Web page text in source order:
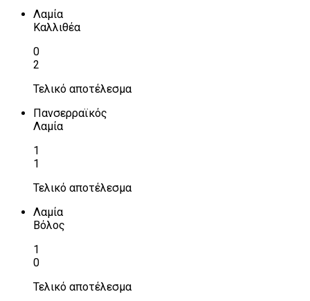
Λαμία
Καλλιθέα
0
2
Τελικό αποτέλεσμα
Πανσερραϊκός
Λαμία
1
1
Τελικό αποτέλεσμα
Λαμία
Βόλος
1
0
Τελικό αποτέλεσμα